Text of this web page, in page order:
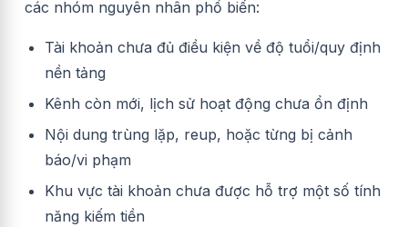
các nhóm nguyên nhân phổ biến:
Tài khoản chưa đủ điều kiện về độ tuổi/quy định
nền tảng
Kênh còn mới, lịch sử hoạt động chưa ổn định
Nội dung trùng lặp, reup, hoặc từng bị cảnh
báo/vi phạm
Khu vực tài khoản chưa được hỗ trợ một số tính
năng kiếm tiền